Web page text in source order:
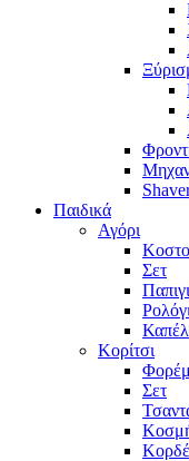
Παιδικά
Αγόρι
Σετ
Κορίτσι
Σετ